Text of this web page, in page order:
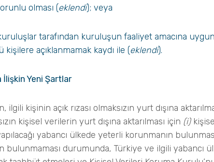
olması (eklendi); veya
tarafından kuruluşun faaliyet amacına
açıklanmamak kaydı ile (eklendi).
İlişkin Yeni Şartlar
kişinin açık rızası olmaksızın yurt dışına
kişisel verilerin yurt dışına aktarılması için (i)
yabancı ülkede yeterli korunmanın
bulunmaması durumunda, Türkiye ve ilgili yabancı